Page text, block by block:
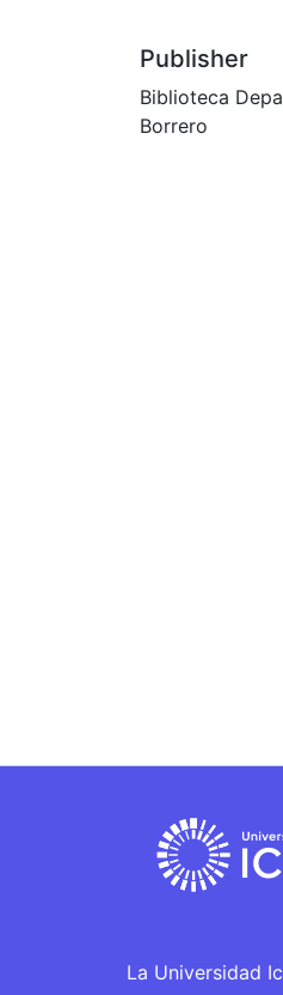
Publisher
Biblioteca
Borrero
La Universidad